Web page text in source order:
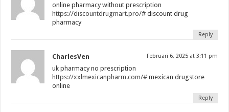
online pharmacy without prescription
https://discountdrugmart.pro/# discount drug
pharmacy
Reply
CharlesVen Februari 6, 2025 at 3:11 pm
uk pharmacy no prescription
https://xxlmexicanpharm.com/# mexican drugstore
online
Reply